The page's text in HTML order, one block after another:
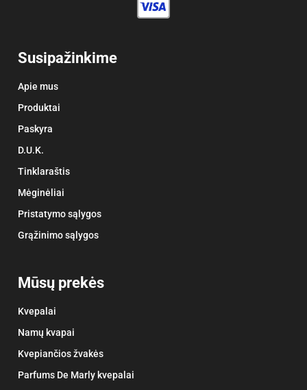
Susipažinkime
Apie mus
Produktai
Paskyra
D.U.K.
Tinklaraštis
Mėginėliai
Pristatymo sąlygos
Grąžinimo sąlygos
Mūsų prekės
Kvepalai
Namų kvapai
Kvepiančios žvakės
Parfums De Marly kvepalai